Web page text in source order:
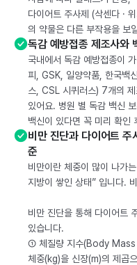
다이어트 주사제 (삭센다 ·
의 약물은 다른 부작용을 보
독감 예방접종 제조사와
국내에서 독감 예방접종이
피, GSK, 일양약품, 한국백
스, CSL 시퀴러스) 7개의
있어요. 병원 별 독감 백신
백신이 있다면 꼭 미리 확인
비만 진단과 다이어트 주
준
비만이란 체중이 많이 나가
지방이 쌓인 상태” 입니다.
비만 진단을 통해 다이어트
있습니다.
① 체질량 지수(Body
체중(kg)을 신장(m)의 제곱